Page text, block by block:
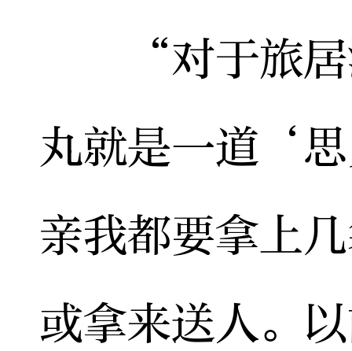
“对于旅居
丸就是一道‘
亲我都要拿上
或拿来送人。